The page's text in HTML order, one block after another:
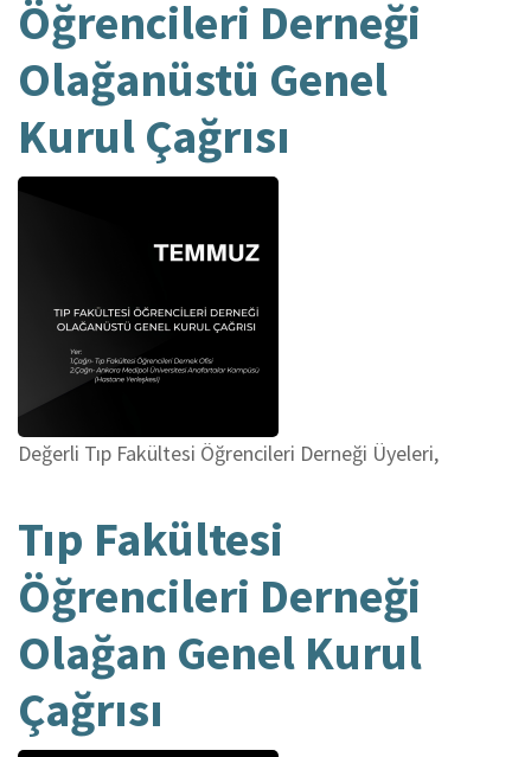
Öğrencileri Derneği
Olağanüstü Genel
Kurul Çağrısı
Değerli Tıp Fakültesi Öğrencileri Derneği Üyeleri,
Tıp Fakültesi
Öğrencileri Derneği
Olağan Genel Kurul
Çağrısı